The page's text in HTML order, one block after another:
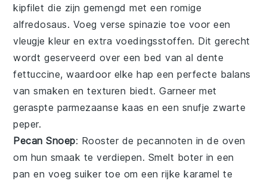
kipfilet die zijn gemengd met een romige
alfredosaus. Voeg versespinazie toe voor een
vleugje kleur en extra voedingsstoffen. Dit gerecht
wordt geserveerd over een bed van al dente
fettuccine, waardoor elke hap een perfecte balans
van smaken en texturen biedt. Garneer met
geraspte parmezaanse kaas en een snufje zwarte
peper.
Pecan Snoep: Rooster depecannoten in de oven
om hun smaak te verdiepen. Smelt boter in een
pan en voegsuiker toe om een rijke karamel te